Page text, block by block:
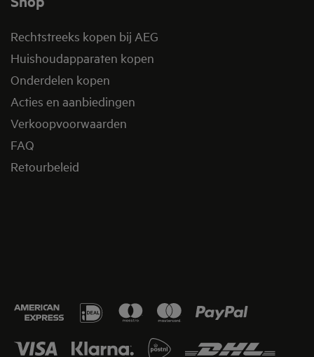
Rechtstreeks kopen bij AEG
Huishoudapparaten kopen
Onderdelen kopen
Acties en aanbiedingen
Verkoopvoorwaarden
FAQ
Retourbeleid